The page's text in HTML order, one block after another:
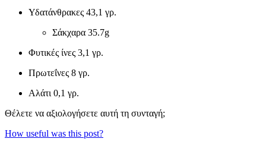
Υδατάνθρακες 43,1 γρ.
Σάκχαρα 35.7g
Φυτικές ίνες 3,1 γρ.
Πρωτεΐνες 8 γρ.
Αλάτι0,1 γρ.
Θέλετε να αξιολογήσετε αυτή τη συνταγή;
How useful was this post?